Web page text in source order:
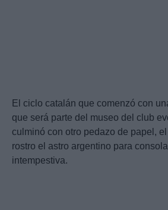
El ciclo catalán que comenzó con
que será parte del museo del club
culminó con otro pedazo de papel,
rostro el astro argentino para
intempestiva.